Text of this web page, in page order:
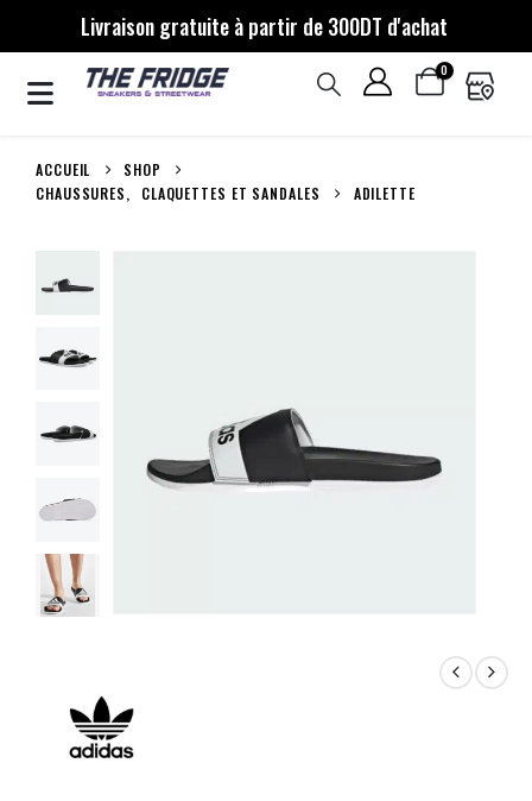
Livraison gratuite à partir de 300DT d'achat
0
ACCUEIL
SHOP
CHAUSSURES, CLAQUETTES ET SANDALES ADILETTE